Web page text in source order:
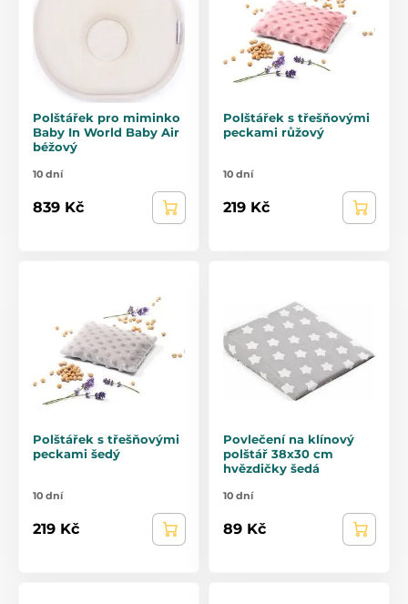
Polštářek pro miminko
Baby In World Baby Air
béžový
10 dní
839 Kč
Polštářek s třešňovými
peckami růžový
10 dní
219 Kč
Polštářek s třešňovými
peckami šedý
10 dní
219 Kč
Povlečení na klínový
polštář 38x30 cm
hvězdičky šedá
10 dní
89 Kč